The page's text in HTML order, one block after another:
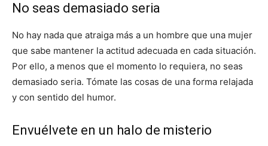
No seas demasiado seria
No hay nada que atraiga más a un hombre que una mujer
que sabe mantener la actitud adecuada en cada situación.
Por ello, a menos que el momento lo requiera, no seas
demasiado seria. Tómate las cosas de una forma relajada
y con sentido del humor.
Envuélvete en un halo de misterio